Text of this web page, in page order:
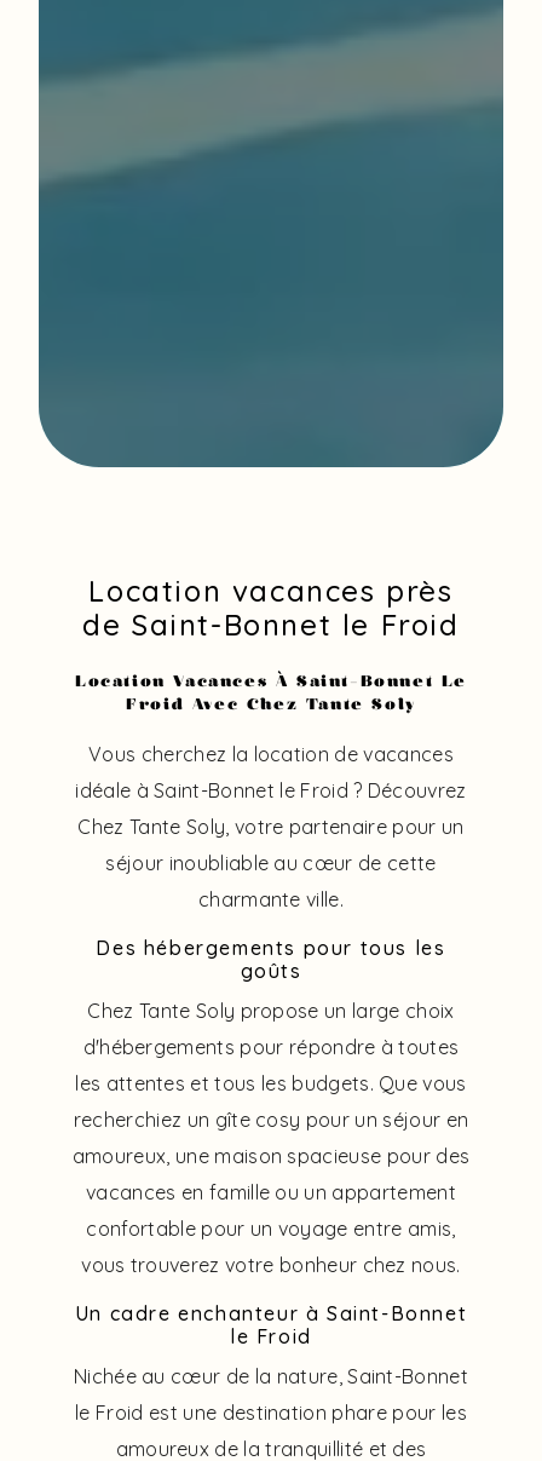
Location vacances près
de Saint-Bonnet le Froid
Location Vacances À Saint-Bonnet Le
Froid Avec Chez Tante Soly
Vous cherchez la location de vacances
idéale à Saint-Bonnet le Froid ? Découvrez
Chez Tante Soly, votre partenaire pour un
séjour inoubliable au cœur de cette
charmante ville.
Des hébergements pour tous les
goûts
Chez Tante Soly propose un large choix
d'hébergements pour répondre à toutes
les attentes et tous les budgets. Que vous
recherchiez un gîte cosy pour un séjour en
amoureux, une maison spacieuse pour des
vacances en famille ou un appartement
confortable pour un voyage entre amis,
vous trouverez votre bonheur chez nous.
Un cadre enchanteur à Saint-Bonnet
le Froid
Nichée au cœur de la nature, Saint-Bonnet
le Froid est une destination phare pour les
amoureux de la tranquillité et des